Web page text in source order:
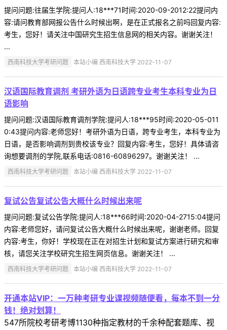
提问问题:往届生学院:提问人:18***71时间:2020-09-2012:22提问内
容:请问教育部网报公告什么时候出啊，是在正式报名之前吗回复内容:
考生，您好！请关注中国研究生招生信息网的相关内容。谢谢关注！
...
西南科技大学考研问题 本站小编 西南科技大学 2022-11-07
汉语国际教育调剂 考研外语为日语跨专业考生本科专业为日
语影响
提问问题:汉语国际教育调剂学院:提问人:18***95时间:2020-05-011
0:43提问内容:老师您好！考研外语为日语，跨专业考生，本科专业为
日语，是否影响调剂到贵校该专业？回复内容:考生，您好！具体请咨
询想要调剂的学院,联系电话:0816-60896297。谢谢关注！ ...
西南科技大学考研问题 本站小编 西南科技大学 2022-11-07
复试公告复试公告大概什么时候出来呢
提问问题:复试公告学院:提问人:18***66时间:2020-04-2715:04提问
内容:老师您好，请问复试公告大概什么时候出来呢，谢谢老师。回复
内容:考生，你好！学校现在正在对招生计划和复试方案进行研究和审
核，请您关注学校研究生招生网页信息。谢谢关注！ ...
西南科技大学考研问题 本站小编 西南科技大学 2022-11-07
开通本站VIP：一万种考研专业课视频随便看，每本不到一分
钱！绝对划算！
547所院校考研考博1130种指定教材的千余种配套题库、视